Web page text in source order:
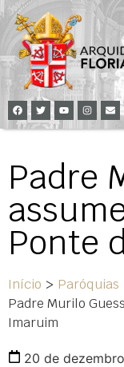
Padre
Ponte
Início > Paróquias
Padre Murilo
Imaruim
20 de